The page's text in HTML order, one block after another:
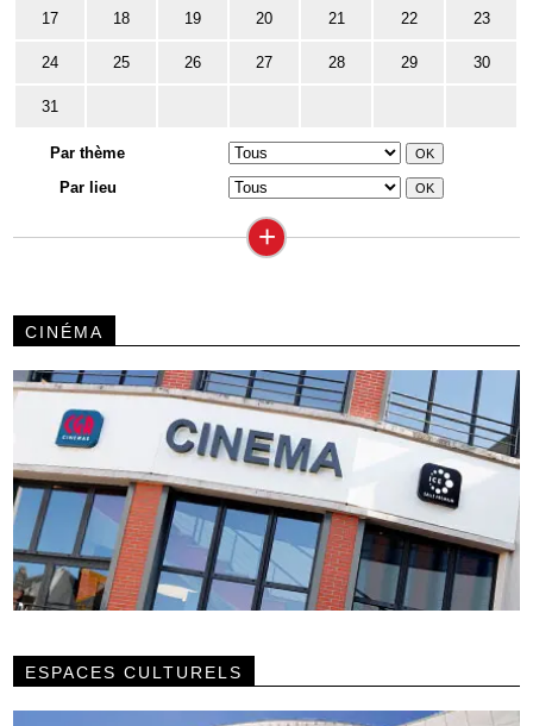
17 18 19 20 21 22 23
24 25 26 27 28 29 30
31
Par thème
Par lieu
+
CINÉMA
ESPACES CULTURELS